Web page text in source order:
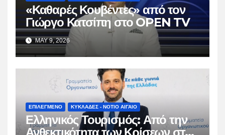
«Καθαρές Κουβέντες» από τον
Γιώργο Κατσίπη στο OPEN TV
MAY 9, 2026
ΕΠΙΛΕΓΜΕΝΟ ΚΥΚΛΑΔΕΣ - ΝΟΤΙΟ ΑΙΓΑΙΟ
Ελληνικός Τουρισμός: Από την